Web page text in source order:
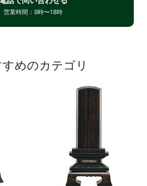
営業時間：9時〜18時
めのカテゴリ